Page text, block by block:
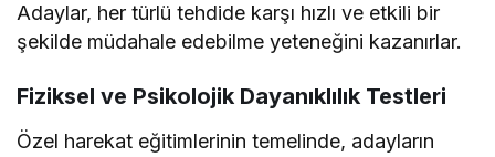
Adaylar, her türlü tehdide karşı hızlı ve etkili bir
şekilde müdahale edebilme yeteneğini kazanırlar.
Fiziksel ve Psikolojik Dayanıklılık Testleri
Özel harekat eğitimlerinin temelinde, adayların